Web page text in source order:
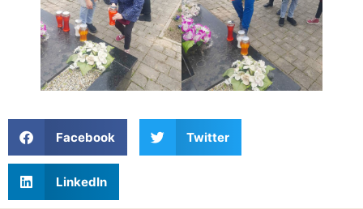
Facebook Twitter
LinkedIn